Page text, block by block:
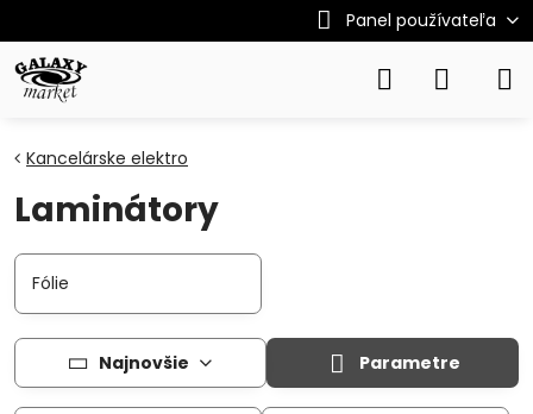
Panel používateľa
Kancelárske elektro
Laminátory
Fólie
Najnovšie Parametre